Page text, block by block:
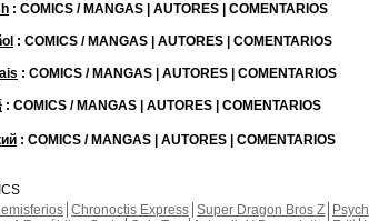
: COMICS / MANGAS | AUTORES | COMENTARIOS
: COMICS / MANGAS | AUTORES | COMENTARIOS
: COMICS / MANGAS | AUTORES | COMENTARIOS
: COMICS / MANGAS | AUTORES | COMENTARIOS
: COMICS / MANGAS | AUTORES | COMENTARIOS
Chronoctis Express Super Dragon Bros Z